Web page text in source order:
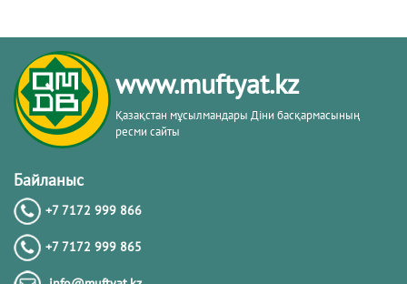
www.muftyat.kz
Қазақстан мұсылмандары Діни басқармасының
ресми сайты
Байланыс
+7 7172 999 866
+7 7172 999 865